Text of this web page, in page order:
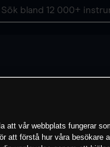
att vår webbplats fungerar
att förstå hur våra besökare